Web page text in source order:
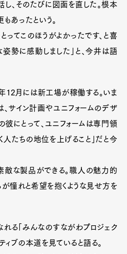
し、そのたびに図面を直した。根本
あったという。
とってこのほうがよかったです、と喜
姿勢に感動しました」と、今井は語
12月には新工場が稼働する。いま
、サイン計画やユニフォームのデザ
彼にとって、ユニフォームは専門領
人たちの地位を上げること」だと今
敵な製品ができる。職人の魅力的
が憧れと希望を抱くような見せ方を
る「みんなのすながわプロジェク
ティブの本道を見ていると語る。